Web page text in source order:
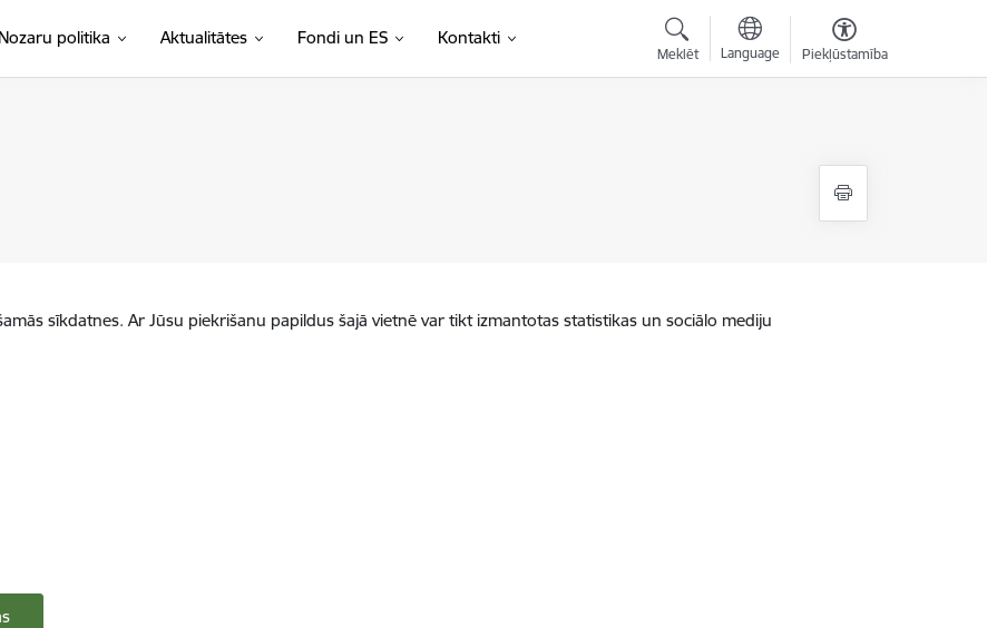
Nozaru politika Aktualitātes Fondi un ES Kontakti
Meklēt Language Piekļūstamība
sīkdatnes. Ar Jūsu piekrišanu papildus šajā vietnē var tikt izmantotas statistikas un sociālo mediju